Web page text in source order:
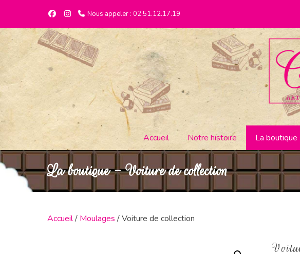
Nous appeler : 02.51.12.17.19
Accueil Notre histoire La boutique
La boutique - Voiture de collection
Accueil/ Moulages / Voiture de collection